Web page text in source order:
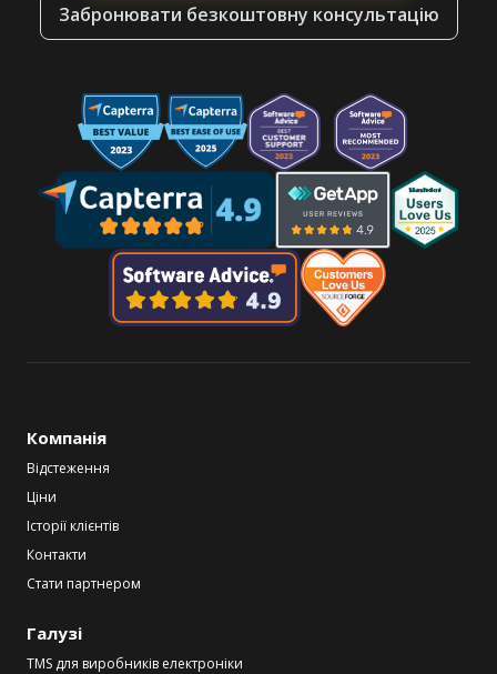
Забронювати безкоштовну консультацію
Компанія
Відстеження
Ціни
Історії клієнтів
Контакти
Стати партнером
Галузі
TMS для виробників електроніки